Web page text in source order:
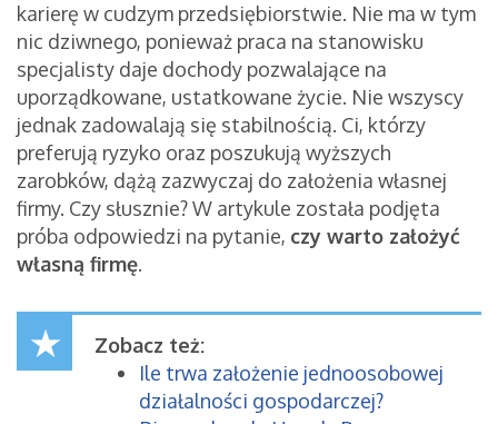
karierę w cudzym przedsiębiorstwie. Nie ma w tym
nic dziwnego, ponieważ praca na stanowisku
specjalisty daje dochody pozwalające na
uporządkowane, ustatkowane życie. Nie wszyscy
jednak zadowalają się stabilnością. Ci, którzy
preferują ryzyko oraz poszukują wyższych
zarobków, dążą zazwyczaj do założenia własnej
firmy. Czy słusznie? W artykule została podjęta
próba odpowiedzi na pytanie, czy warto założyć
własną firmę.
Zobacz też:
Ile trwa założenie jednoosobowej
działalności gospodarczej?